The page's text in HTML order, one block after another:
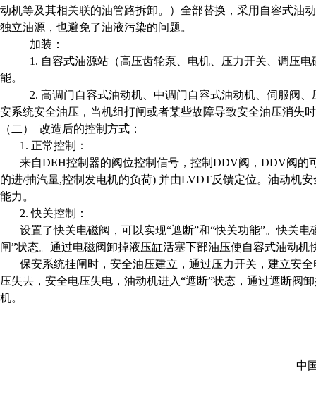
动机等及其相关联的油管路拆卸。
）全部替换，采用自容式油
独立油源，也避免了油液污染的问题。
加装：
1. 自容式油源站（高压齿轮泵、电机、压力开关、调压
能。
2. 高调门自容式油动机、中调门自容式油动机 、伺服阀、
安系统安全油压，当机组打闸或者某些故障导致安全油压消失
（二） 改造后的控制方式：
1. 正常控制：
来自DEH控制器的阀位控制信号，控制DDV阀， DDV阀的
的进/抽汽量,控制发电机的负荷) 并由LVDT反馈定位。油动机
能力。
2.快关控制：
设置了快关电磁阀，可以实现“遮断”和“快关功能”。快关
闸”状态。通过电磁阀卸掉液压缸活塞下部油压使自容式油动
保安系统挂闸时，安全油压建立，通过压力开关，建立安
压失去，安全电压失电，油动机进入“遮断”状态，通过遮断阀
机。
中